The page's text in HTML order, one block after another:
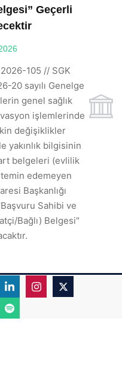
Geçerli
2026-105 // SGK
20 sayılı Genelge
genel sağlık
işlemlerinde
değişiklikler
yakınlık bilgisinin
belgeleri (evlilik
edemeyen
Başkanlığı
Sahibi ve
Bağlı) Belgesi"